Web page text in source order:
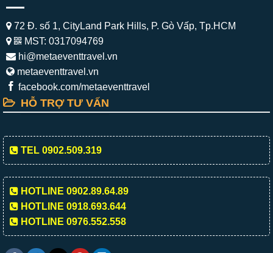
72 Đ. số 1, CityLand Park Hills, P. Gò Vấp, Tp.HCM
MST: 0317094769
hi@metaeventtravel.vn
metaeventtravel.vn
facebook.com/metaeventtravel
HỖ TRỢ TƯ VẤN
TEL 0902.509.319
HOTLINE 0902.89.64.89
HOTLINE 0918.693.644
HOTLINE 0976.552.558